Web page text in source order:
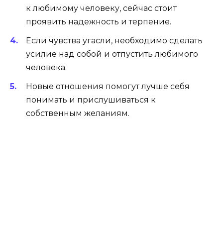
к любимому человеку, сейчас стоит
проявить надежность и терпение.
Если чувства угасли, необходимо сделать
усилие над собой и отпустить любимого
человека.
Новые отношения помогут лучше себя
понимать и прислушиваться к
собственным желаниям.